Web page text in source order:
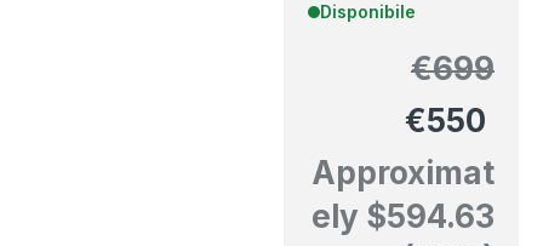
Disponibile
€699
€550
Approximat
ely $594.63